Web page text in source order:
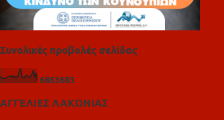
Συνολικές προβολές σελίδας
6863683
ΑΓΓΕΛΙΕΣ ΛΑΚΩΝΙΑΣ